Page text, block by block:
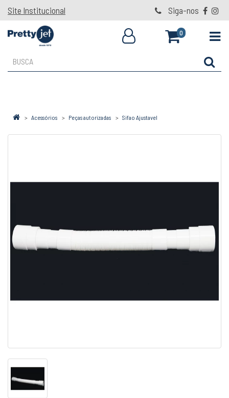
Site Institucional Siga-nos
0
Acessórios Peças autorizadas Sifao Ajustavel